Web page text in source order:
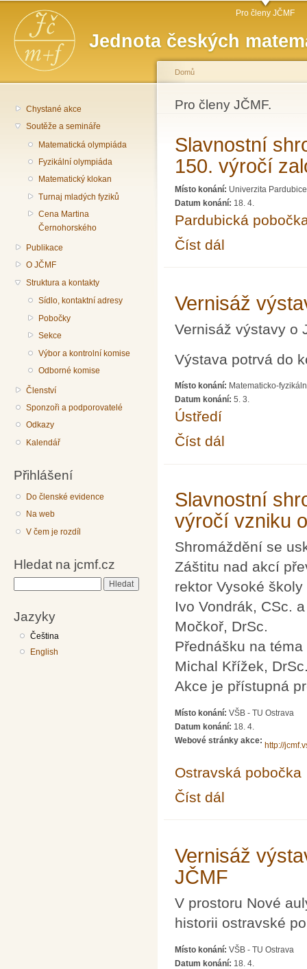
Jednota českých
Hlavní menu Pro členy JČMF
Chystané akce
Soutěže a semináře
Matematická olympiáda
Fyzikální olympiáda
Matematický klokan
Turnaj mladých fyziků
Cena Martina
Černohorského
Publikace
O JČMF
Struktura a kontakty
Sídlo, kontaktní adresy
Pobočky
Sekce
Výbor a kontrolní komise
Odborné komise
Členství
Sponzoři a podporovatelé
Odkazy
Kalendář
Přihlášení
Do členské evidence
Na web
V čem je rozdíl
Hledat na jcmf.cz
Jazyky
Čeština
English
Jste zde
Domů
Pro členy JČMF.
Slavnostní
150. výročí
Místo konání: Univerzita Pardubice
Datum konání: 18. 4.
Pardubická
Číst dál
Vernisáž
Vernisáž výstavy o
Výstava potrvá do
Místo konání: Matematicko-
Datum konání: 5. 3.
Ústředí
Číst dál
Slavnostní
výročí vzniku
Shromáždění se
Záštitu nad akcí
rektor Vysoké
Ivo Vondrák, CSc.
Močkoř, DrSc.
Přednášku na
Michal Křížek,
Akce je přístupná
Místo konání: VŠB - TU Ostrava
Datum konání: 18. 4.
Webové stránky akce:
http://
Ostravská pobočka
Číst dál
Vernisáž
JČMF
V prostoru Nové
historii ostravské
Místo konání: VŠB - TU Ostrava
Datum konání: 18. 4.